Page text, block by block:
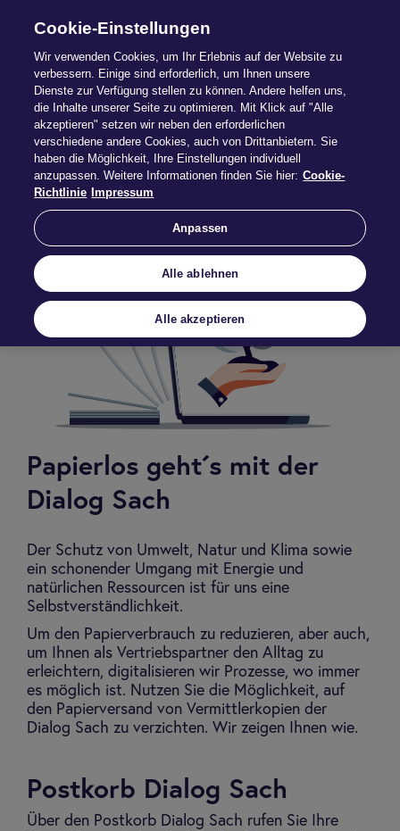
Digitale
Vermittlerpost
Papierlos geht´s mit der
Dialog Sach
Der Schutz von Umwelt, Natur und Klima sowie
ein schonender Umgang mit Energie und
natürlichen Ressourcen ist für uns eine
Selbstverständlichkeit.
Um den Papierverbrauch zu reduzieren, aber auch,
um Ihnen als Vertriebspartner den Alltag zu
erleichtern, digitalisieren wir Prozesse, wo immer
es möglich ist. Nutzen Sie die Möglichkeit, auf
den Papierversand von Vermittlerkopien der
Dialog Sach zu verzichten. Wir zeigen Ihnen wie.
Postkorb Dialog Sach
Über den Postkorb Dialog Sach rufen Sie Ihre
Cookie-Einstellungen
Wir verwenden Cookies, um Ihr Erlebnis auf der Website zu
verbessern. Einige sind erforderlich, um Ihnen unsere
Dienste zur Verfügung stellen zu können. Andere helfen uns,
die Inhalte unserer Seite zu optimieren. Mit Klick auf "Alle
akzeptieren" setzen wir neben den erforderlichen
verschiedene andere Cookies, auch von Drittanbietern. Sie
haben die Möglichkeit, Ihre Einstellungen individuell
anzupassen. Weitere Informationen finden Sie hier: Cookie-
Richtlinie Impressum
Anpassen
Alle ablehnen
Alle akzeptieren